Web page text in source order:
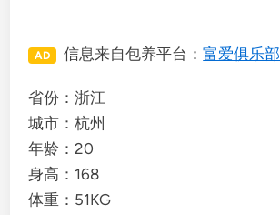
AD 信息来自包养平台：富爱俱乐部
省份：浙江
城市：杭州
年龄：20
身高：168
体重：51KG